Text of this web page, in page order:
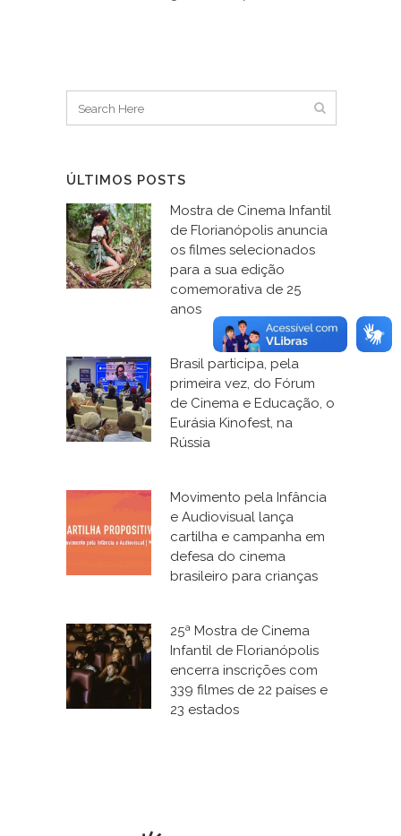
ÚLTIMOS POSTS
Mostra de Cinema Infantil
de Florianópolis anuncia
os filmes selecionados
para a sua edição
comemorativa de 25
anos
Brasil participa, pela
primeira vez, do Fórum
de Cinema e Educação, o
Eurásia Kinofest, na
Rússia
Movimento pela Infância
e Audiovisual lança
cartilha e campanha em
defesa do cinema
brasileiro para crianças
25ª Mostra de Cinema
Infantil de Florianópolis
encerra inscrições com
339 filmes de 22 países e
23 estados